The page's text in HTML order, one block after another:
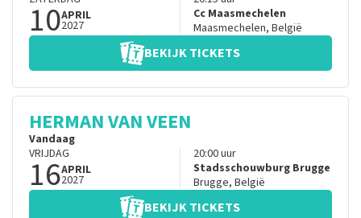
10APRIL
2027
Cc Maasmechelen
Maasmechelen, België
BEKIJK TICKETS
HERMAN VAN VEEN
Vandaag
VRIJDAG
16APRIL
2027
20:00uur
Stadsschouwburg Brugge
Brugge, België
BEKIJK TICKETS